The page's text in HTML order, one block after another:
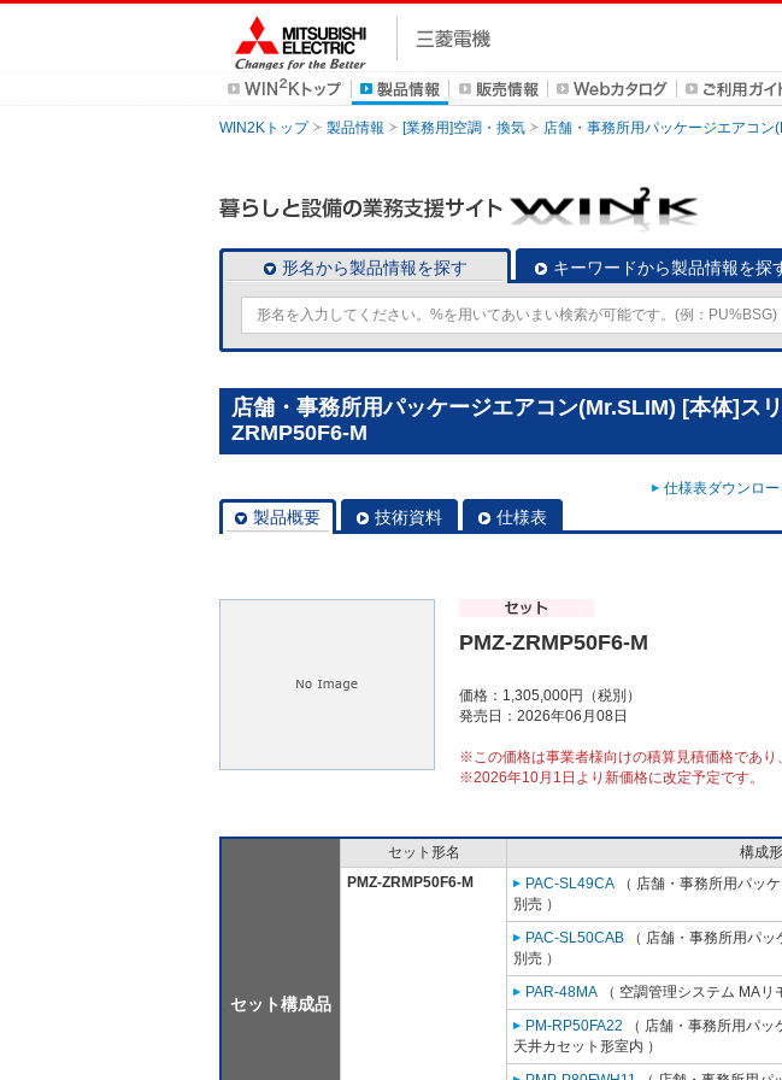
WIN2Kトップ 製品情報 [業務用]空調・換気 店舗・事務所用パッケージエアコン
形名から製品情報を探す キーワードから製品情報を探
店舗・事務所用パッケージエアコン(Mr.SLIM) [本体]ス
ZRMP50F6-M
仕様表ダウンロ
製品概要 技術資料 仕様表
PMZ-ZRMP50F6-M
価格：1,305,000円（税別）
発売日：2026年06月08日
※この価格は事業者様向けの積算見積価格であり
※2026年10月1日より新価格に改定予定です。
セット構成品
セット形名 構成
PMZ-ZRMP50F6-M
PAC-SL49CA （ 店舗・事務所用パッ
別売 ）
PAC-SL50CAB （ 店舗・事務所用パ
別売 ）
PAR-48MA （ 空調管理システム MAリ
PM-RP50FA22 （ 店舗・事務所用パッ
天井カセット形室内 ）